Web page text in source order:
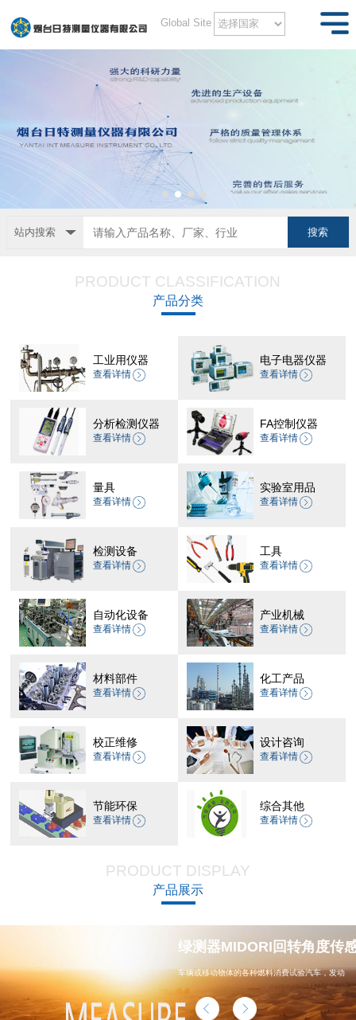
Global Site
站内搜索
PRODUCT CLASSIFICATION
产品分类
工业用仪器
查看详情
电子电器仪器
查看详情
分析检测仪器
查看详情
FA控制仪器
查看详情
量具
查看详情
实验室用品
查看详情
检测设备
查看详情
工具
查看详情
自动化设备
查看详情
产业机械
查看详情
材料部件
查看详情
化工产品
查看详情
校正维修
查看详情
设计咨询
查看详情
节能环保
查看详情
综合其他
查看详情
PRODUCT DISPLAY
产品展示
绿测器MIDORI回转角度传
车辆或移动物体的各种燃料消费试验汽车，发动
机，汽车配件，能源